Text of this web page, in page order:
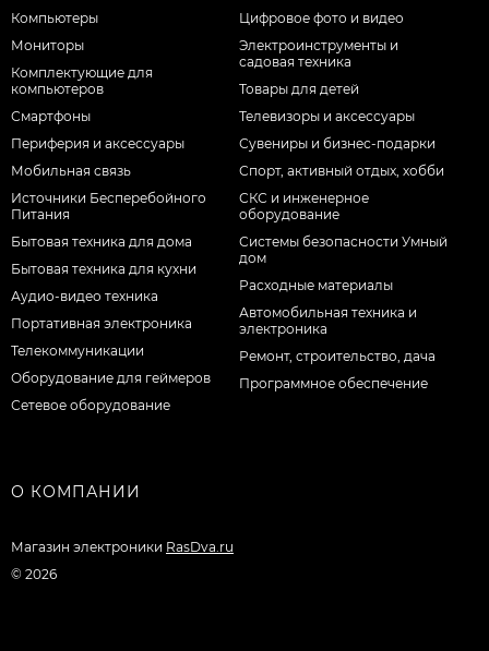
Компьютеры
Мониторы
Комплектующие для
компьютеров
Смартфоны
Периферия и аксессуары
Мобильная связь
Источники Бесперебойного
Питания
Бытовая техника для дома
Бытовая техника для кухни
Аудио-видео техника
Портативная электроника
Телекоммуникации
Оборудование для геймеров
Сетевое оборудование
Цифровое фото и видео
Электроинструменты и
садовая техника
Товары для детей
Телевизоры и аксессуары
Сувениры и бизнес-подарки
Спорт, активный отдых, хобби
СКС и инженерное
оборудование
Системы безопасности Умный
дом
Расходные материалы
Автомобильная техника и
электроника
Ремонт, строительство, дача
Программное обеспечение
О КОМПАНИИ
Магазин электроники RasDva.ru
© 2026